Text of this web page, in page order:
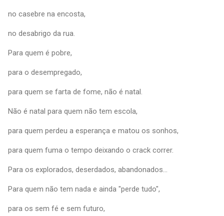
no casebre na encosta,
no desabrigo da rua.
Para quem é pobre,
para o desempregado,
para quem se farta de fome, não é natal.
Não é natal para quem não tem escola,
para quem perdeu a esperança e matou os sonhos,
para quem fuma o tempo deixando o crack correr.
Para os explorados, deserdados, abandonados...
Para quem não tem nada e ainda "perde tudo",
para os sem fé e sem futuro,